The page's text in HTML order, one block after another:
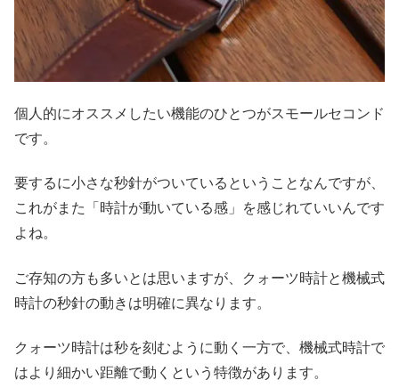
個人的にオススメしたい機能のひとつがスモールセコンド
です。
要するに小さな秒針がついているということなんですが、
これがまた「時計が動いている感」を感じれていいんです
よね。
ご存知の方も多いとは思いますが、クォーツ時計と機械式
時計の秒針の動きは明確に異なります。
クォーツ時計は秒を刻むように動く一方で、機械式時計で
はより細かい距離で動くという特徴があります。